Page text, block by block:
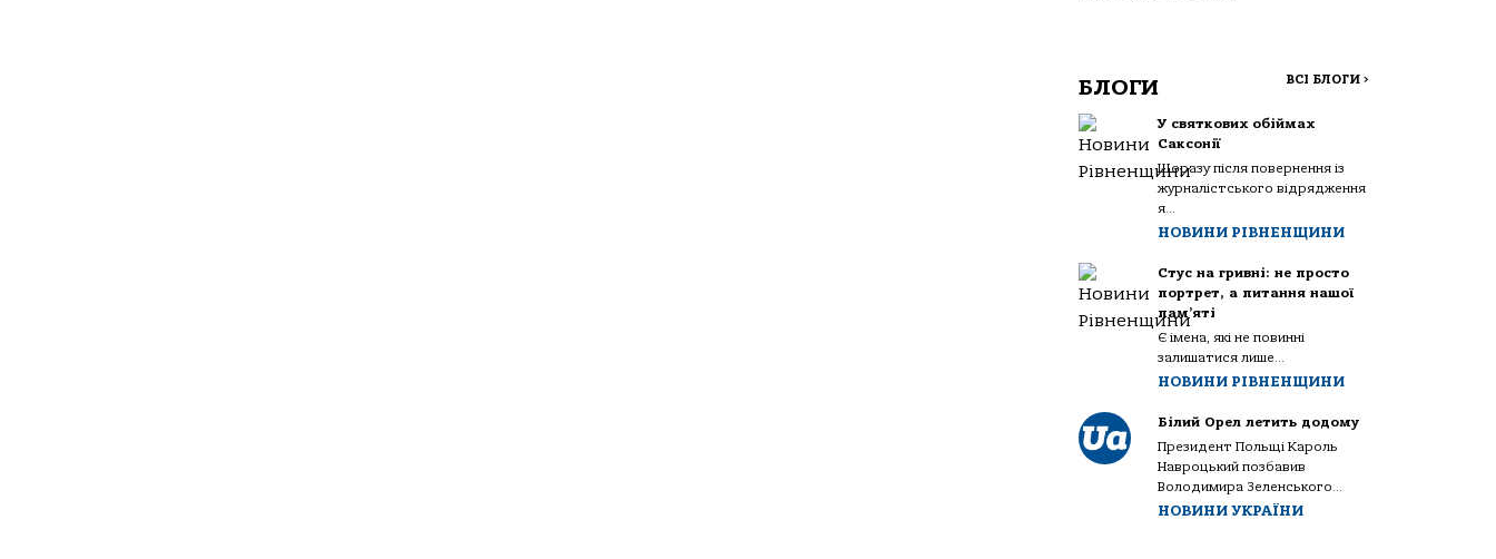
БЛОГИ ВСІ БЛОГИ >
У святкових обіймах
Саксонії
Щоразу після повернення із
журналістського відрядження
я...
НОВИНИ РІВНЕНЩИНИ
Стус на гривні: не просто
портрет, а питання нашої
пам’яті
Є імена, які не повинні
залишатися лише...
НОВИНИ РІВНЕНЩИНИ
Білий Орел летить додому
Президент Польщі Кароль
Навроцький позбавив
Володимира Зеленського...
НОВИНИ УКРАЇНИ